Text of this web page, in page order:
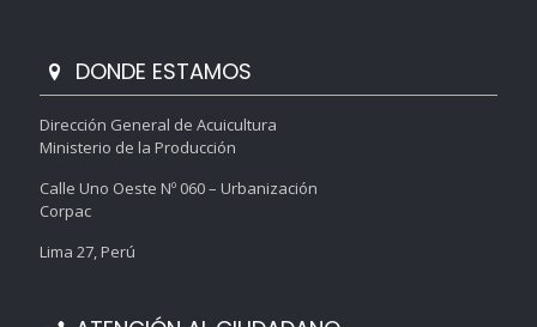
DONDE ESTAMOS
Dirección General de Acuicultura
Ministerio de la Producción
Calle Uno Oeste Nº 060 – Urbanización
Corpac
Lima 27, Perú